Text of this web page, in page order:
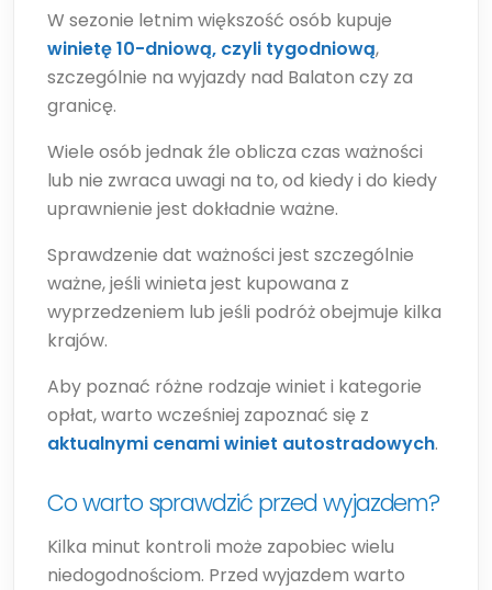
W sezonie letnim większość osób kupuje
winietę 10-dniową, czyli tygodniową,
szczególnie na wyjazdy nad Balaton czy za
granicę.
Wiele osób jednak źle oblicza czas ważności
lub nie zwraca uwagi na to, od kiedy i do kiedy
uprawnienie jest dokładnie ważne.
Sprawdzenie dat ważności jest szczególnie
ważne, jeśli winieta jest kupowana z
wyprzedzeniem lub jeśli podróż obejmuje kilka
krajów.
Aby poznać różne rodzaje winiet i kategorie
opłat, warto wcześniej zapoznać się z
aktualnymi cenami winiet autostradowych.
Co warto sprawdzić przed wyjazdem?
Kilka minut kontroli może zapobiec wielu
niedogodnościom. Przed wyjazdem warto